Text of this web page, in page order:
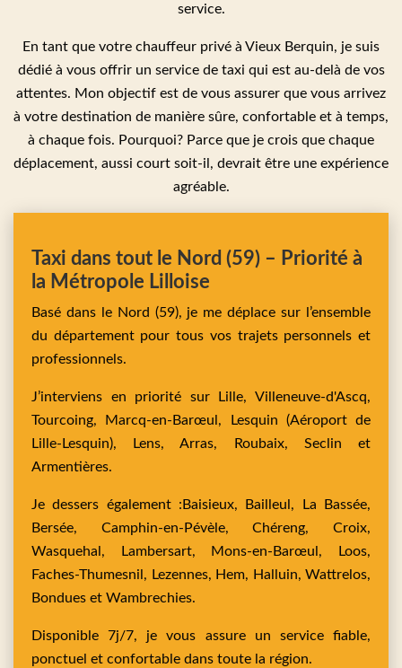
service.
En tant que votre chauffeur privé à Vieux Berquin, je suis
dédié à vous offrir un service de taxi qui est au-delà de vos
attentes. Mon objectif est de vous assurer que vous arrivez
à votre destination de manière sûre, confortable et à temps,
à chaque fois. Pourquoi? Parce que je crois que chaque
déplacement, aussi court soit-il, devrait être une expérience
agréable.
Taxi dans tout le Nord (59) – Priorité à
la Métropole Lilloise
Basé dans le Nord (59), je me déplace sur l’ensemble
du département pour tous vos trajets personnels et
professionnels.
J’interviens en priorité surLille,Villeneuve-d'Ascq,
Tourcoing,
Marcq-en-Barœul, Lesquin (Aéroport de
Lille-Lesquin), Lens,Arras, Roubaix, Seclin et
Armentières.
Je dessers également : Baisieux, Bailleul,
La Bassée,
Bersée, Camphin-en-Pévèle,Chéreng,Croix,
Wasquehal,
Lambersart, Mons-en-Barœul,
Loos,
Faches-Thumesnil, Lezennes, Hem, Halluin, Wattrelos,
Bondues et Wambrechies.
Disponible 7j/7, je vous assure un service fiable,
ponctuel et confortable dans toute la région.